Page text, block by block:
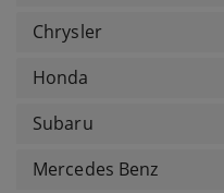
Chrysler
Honda
Subaru
Mercedes Benz